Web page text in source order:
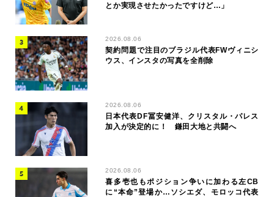
とか実現させたかったですけど…」
2026.08.06
契約問題で注目のブラジル代表FWヴィニシ
ウス、インスタの写真を全削除
2026.08.06
日本代表DF冨安健洋、クリスタル・パレス
加入が決定的に！ 鎌田大地と共闘へ
2026.08.06
喜多壱也もポジション争いに加わる左CB
に“本命”登場か…ソシエダ、モロッコ代表